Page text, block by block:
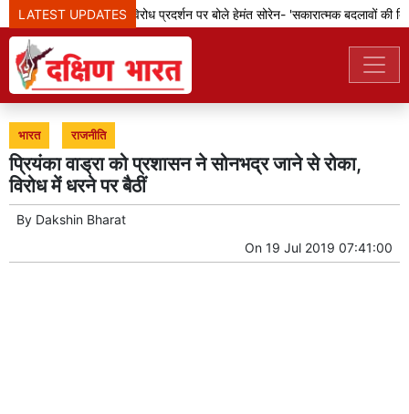
LATEST UPDATES
झारखंड: छात्रों के विरोध प्रदर्शन पर बोले हेमंत सोरेन- 'सकारात्मक बदलावों की
भारत राजनीति
प्रियंका वाड्रा को प्रशासन ने सोनभद्र जाने से रोका,
विरोध में धरने पर बैठीं
By Dakshin Bharat
On 19 Jul 2019 07:41:00